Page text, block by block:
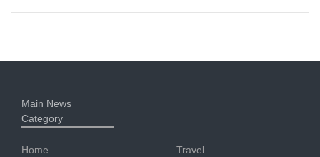
Main News
Category
Home
Travel